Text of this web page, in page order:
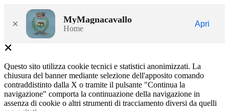
× MyMagnacavallo
Home
Apri
Questo sito utilizza cookie tecnici e statistici anonimizzati. La
chiusura del banner mediante selezione dell'apposito comando
contraddistinto dalla X o tramite il pulsante "Continua la
navigazione" comporta la continuazione della navigazione in
assenza di cookie o altri strumenti di tracciamento diversi da quelli